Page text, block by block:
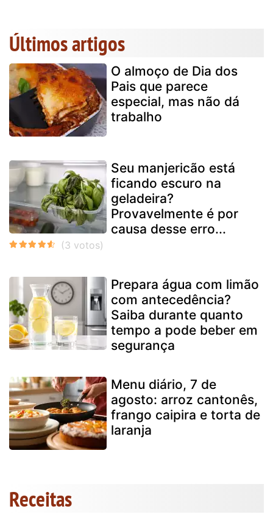
Últimos artigos
O almoço de Dia dos
Pais que parece
especial, mas não dá
trabalho
Seu manjericão está
ficando escuro na
geladeira?
Provavelmente é por
causa desse erro...
Prepara água com limão
com antecedência?
Saiba durante quanto
tempo a pode beber em
segurança
Menu diário, 7 de
agosto: arroz cantonês,
frango caipira e torta de
laranja
Receitas